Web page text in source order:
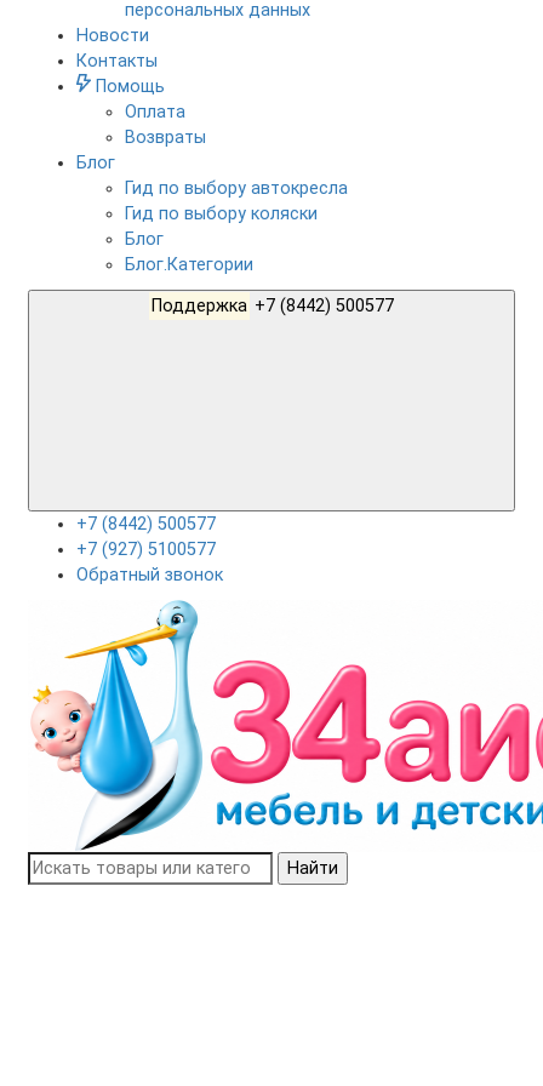
персональных данных
Новости
Контакты
Помощь
Оплата
Возвраты
Блог
Гид по выбору автокресла
Гид по выбору коляски
Блог
Блог.Категории
Поддержка
+7 (8442) 500577
+7 (927) 5100577
Обратный звонок
Найти